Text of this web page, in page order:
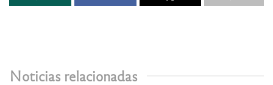
Noticias relacionadas